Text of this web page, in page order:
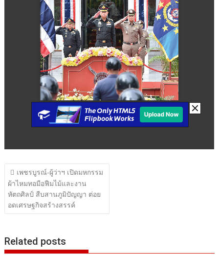
แนะแนว
เรื่อง
เพชรบูรณ์-ผู้ว่าฯ เปิดมหกรรม
ผ้าไหมทอมือฟืมไม้และงาน
หัตถศิลป์ สืบสานภูมิปัญญา ต่อย
อดเศรษฐกิจสร้างสรรค์
Related posts